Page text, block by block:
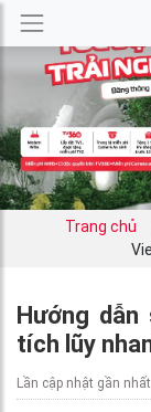
Trang chủ
Hướng
tích lũy
Lần cập nhật gần